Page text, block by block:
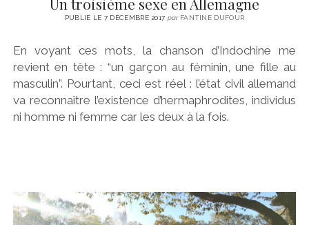
PUBLIÉ LE 7 DÉCEMBRE 2017 parFANTINE DUFOUR
En voyant ces mots, la chanson d’Indochine me
revient en tête : “un garçon au féminin, une fille au
masculin”. Pourtant, ceci est réel : l’état civil allemand
va reconnaître l’existence d’hermaphrodites, individus
ni homme ni femme car les deux à la fois.